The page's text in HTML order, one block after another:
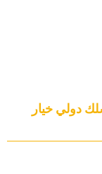
دولي خيار